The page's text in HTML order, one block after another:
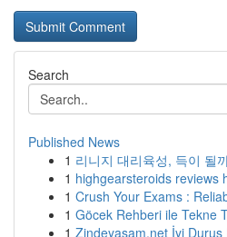
Search
Published News
1 리니지 대리육성, 득이 될
1 highgearsteroids reviews
1 Crush Your Exams :
1 Göcek Rehberi ile Tekne
1 Zindeyasam.net İyi Duruş